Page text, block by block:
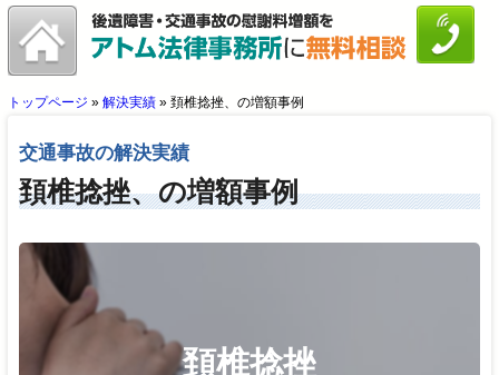
トップページ » 解決実績» 頚椎捻挫、の増額事例
交通事故の解決実績
頚椎捻挫、の増額事例
頚椎捻挫